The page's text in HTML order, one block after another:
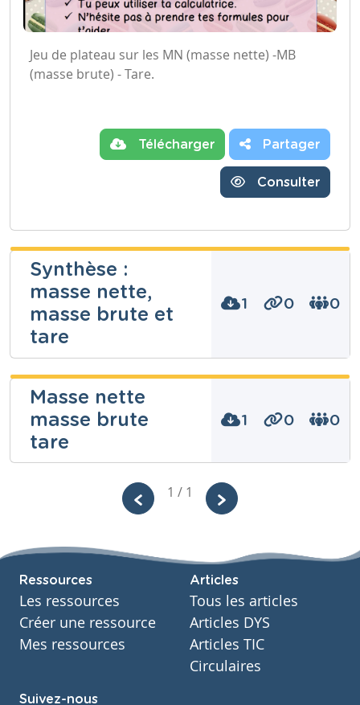
Jeu de plateau sur les MN (masse nette) -MB
(masse brute) - Tare.
Télécharger Partager
Consulter
Synthèse :
masse nette,
masse brute et
tare
1 0 0
Céline
Coenegrachts
Niveau
Fondamental
masse brute, masse nette, poids, poids brut, tare
Masse nette
masse brute
tare
1 0 0
Fondamental
Mathématiques
Année
Primaire – Cinquième année
Tags
masse nette masse brute tare
1 / 1
Ressources
Les ressources
Créer une ressource
Mes ressources
Articles
Tous les articles
Articles DYS
Articles TIC
Circulaires
Suivez-nous